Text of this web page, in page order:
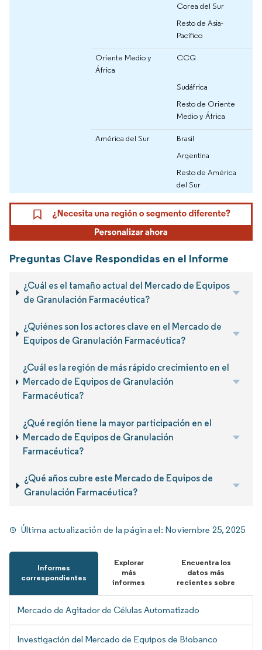
Corea del Sur
Resto de Asia-
Pacífico
Oriente Medio y
África
CCG
Sudáfrica
Resto de Oriente
Medio y África
América del Sur
Brasil
Argentina
Resto de América
del Sur
Preguntas Clave Respondidas en el Informe
¿Cuál es el tamaño actual del Mercado de Equipos
de Granulación Farmacéutica?
¿Quiénes son los actores clave en el Mercado de
Equipos de Granulación Farmacéutica?
¿Cuál es la región de más rápido crecimiento en el
Mercado de Equipos de Granulación
Farmacéutica?
¿Qué región tiene la mayor participación en el
Mercado de Equipos de Granulación
Farmacéutica?
¿Qué años cubre este Mercado de Equipos de
Granulación Farmacéutica?
Última actualización de la página el: Noviembre 25, 2025
Informes
correspondientes
Explorar
más
informes
Encuentra los
datos más
recientes sobre
Mercado de Agitador de Células Automatizado
Investigación del Mercado de Equipos de Biobanco